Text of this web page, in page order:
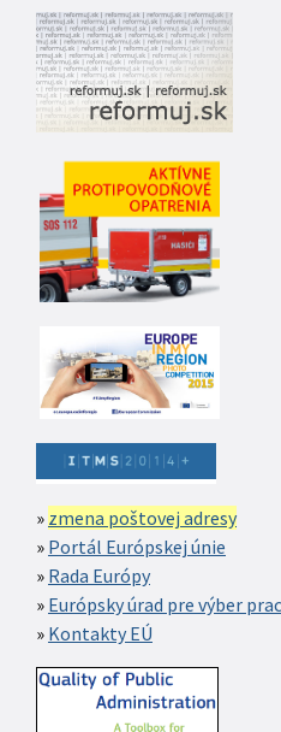
zmena poštovej adresy
Portál Európskej únie
Rada Európy
Európsky úrad pre výber
Kontakty EÚ